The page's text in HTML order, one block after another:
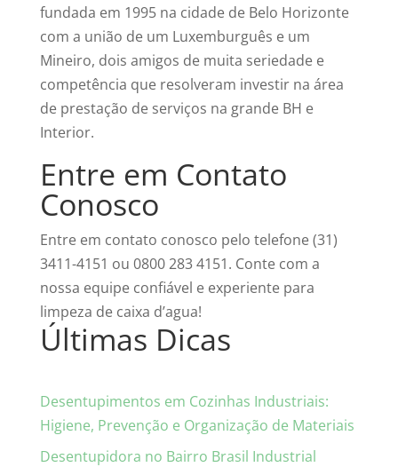
fundada em 1995 na cidade de Belo Horizonte
com a união de um Luxemburguês e um
Mineiro, dois amigos de muita seriedade e
competência que resolveram investir na área
de prestação de serviços na grande BH e
Interior.
Entre em Contato
Conosco
Entre em contato conosco pelo telefone (31)
3411-4151 ou 0800 283 4151. Conte com a
nossa equipe confiável e experiente para
limpeza de caixa d’agua!
Últimas Dicas
Desentupimentos em Cozinhas Industriais:
Higiene, Prevenção e Organização de Materiais
Desentupidora no Bairro Brasil Industrial